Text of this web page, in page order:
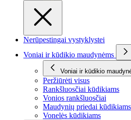
Nerūpestingai vystyklystei
Voniai ir kūdikio maudynėms
Voniai ir kūdikio
Peržiūrėti visus
Rankšluosčiai kūdikiams
Vonios rankšluosčiai
Maudynių priedai kūdikiams
Vonelės kūdikiams